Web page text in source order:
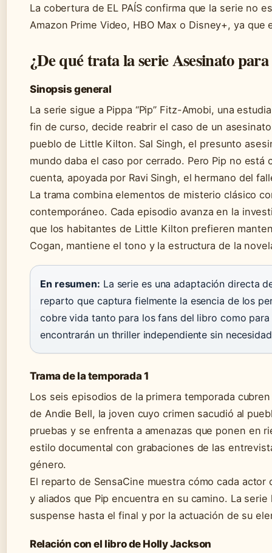
La cobertura de EL PAÍS confirma que la serie no
Amazon Prime Video, HBO Max o Disney+, ya
¿De qué trata la serie Asesinato
Sinopsis general
La serie sigue a Pippa “Pip” Fitz-Amobi, una
fin de curso, decide reabrir el caso de un
pueblo de Little Kilton. Sal Singh, el presunto
mundo daba el caso por cerrado. Pero Pip no
cuenta, apoyada por Ravi Singh, el hermano del
La trama combina elementos de misterio clásico
contemporáneo. Cada episodio avanza en la
que los habitantes de Little Kilton prefieren
Cogan, mantiene el tono y la estructura de la
En resumen: La serie es una adaptación directa
reparto que captura fielmente la esencia de los
cobre vida tanto para los fans del libro como
encontrarán un thriller independiente sin
Trama de la temporada 1
Los seis episodios de la primera temporada
de Andie Bell, la joven cuyo crimen sacudió al
pruebas y se enfrenta a amenazas que ponen en
estilo documental con grabaciones de las
género.
El reparto de SensaCine muestra cómo cada
y aliados que Pip encuentra en su camino. La
suspense hasta el final y por la actuación de su
Relación con el libro de Holly Jackson